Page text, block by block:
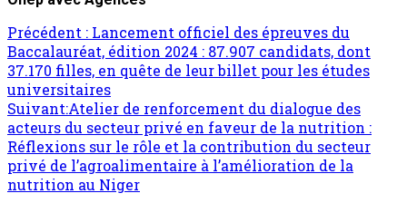
Précédent : Lancement officiel des épreuves du
Baccalauréat, édition 2024 : 87.907 candidats, dont
37.170 filles, en quête de leur billet pour les études
universitaires
Suivant:Atelier de renforcement du dialogue des
acteurs du secteur privé en faveur de la nutrition :
Réflexions sur le rôle et la contribution du secteur
privé de l’agroalimentaire à l’amélioration de la
nutrition au Niger